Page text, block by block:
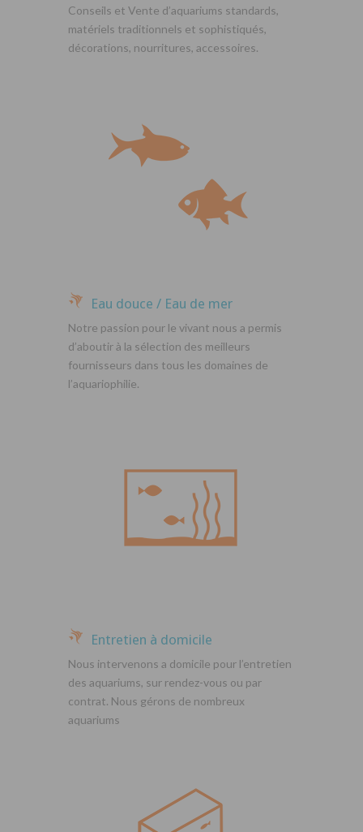
Conseils et Vente d’aquariums standards,
matériels traditionnels et sophistiqués,
décorations, nourritures, accessoires.
Eau douce / Eau de mer
Notre passion pour le vivant nous a permis
d’aboutir à la sélection des meilleurs
fournisseurs dans tous les domaines de
l’aquariophilie.
Entretien à domicile
Nous intervenons a domicile pour l’entretien
des aquariums, sur rendez-vous ou par
contrat. Nous gérons de nombreux
aquariums